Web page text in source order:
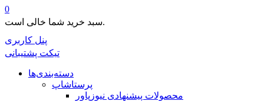
0
سبد خرید شما خالی است.
پنل کاربری
تیکت پشتیبانی
دسته‌بندی‌ها
پرستاشاپ
محصولات پیشنهادی نیوزپاور